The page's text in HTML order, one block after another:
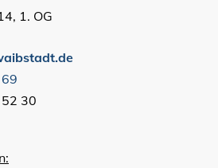
1. OG
69
52 30